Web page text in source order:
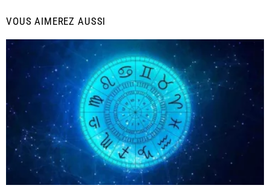
VOUS AIMEREZ AUSSI